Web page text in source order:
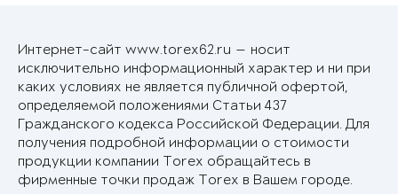
Интернет-сайт www.torex62.ru — носит
исключительно информационный характер и ни при
каких условиях не является публичной офертой,
определяемой положениями Статьи 437
Гражданского кодекса Российской Федерации. Для
получения подробной информации о стоимости
продукции компании Torex обращайтесь в
фирменные точки продаж Torex в Вашем городе.